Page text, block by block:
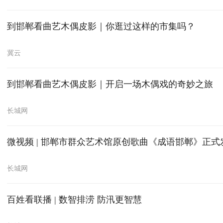
到邯郸看曲艺木偶皮影｜你逛过这样的市集吗？
冀云
到邯郸看曲艺木偶皮影｜开启一场木偶戏的奇妙之旅
长城网
微视频 | 邯郸市群众艺术馆原创歌曲《成语邯郸》正式
长城网
百姓看联播 | 数智排涝 防汛更智慧